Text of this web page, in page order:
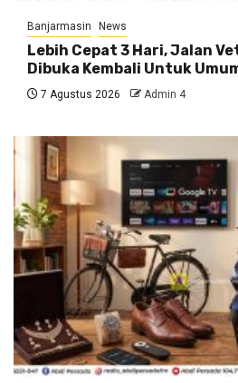
Banjarmasin News
Lebih Cepat 3 Hari, Jalan
Dibuka Kembali Untuk
7 Agustus 2026 Admin 4